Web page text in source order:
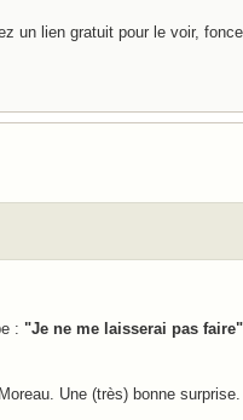
un lien gratuit pour le voir,
: "Je ne me laisserai pas
Une (très) bonne surprise.